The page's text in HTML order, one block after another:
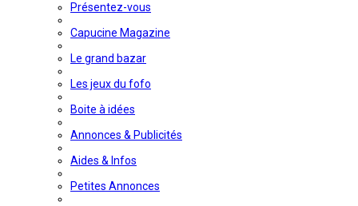
Présentez-vous
Capucine Magazine
Le grand bazar
Les jeux du fofo
Boite à idées
Annonces & Publicités
Aides & Infos
Petites Annonces